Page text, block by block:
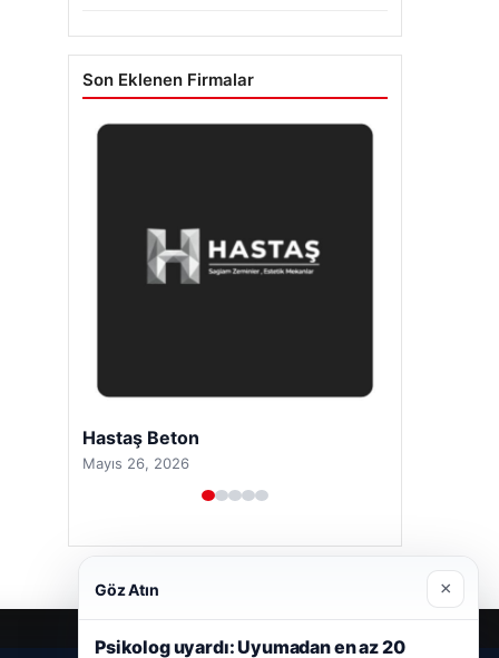
Son Eklenen Firmalar
Hastaş Beton
Mayıs 26, 2026
Göz Atın ×
Psikolog uyardı: Uyumadan en az 20